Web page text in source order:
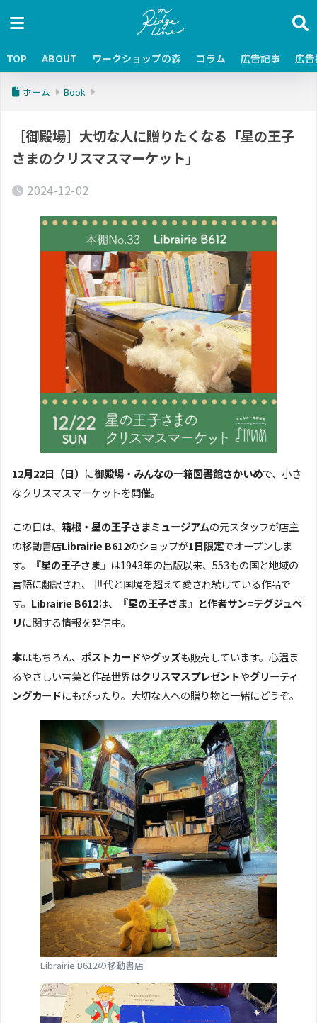
TOP ABOUT ワークショップの森 コラム 広告記事 広
ホーム Book
［御殿場］大切な人に贈りたくなる「星の王子
さまのクリスマスマーケット」
2024-12-02
12月22日（日） に御殿場・みんなの一箱図書館さかいめで、小さ
なクリスマスマーケットを開催。
この日は、 箱根・星の王子さまミュージアムの元スタッフが店主
の移動書店Librairie B612のショップが1日限定でオープンしま
す。
『星の王子さま』 は1943年の出版以来、553もの国と地域の
言語に翻訳され、 世代と国境を超えて愛され続けている作品で
す。 Librairie B612は、
『星の王子さま』と作者サン=テグジュペ
リに関する情報を発信中。
本はもちろん、 ポストカードやグッズも販売しています。心温ま
るやさしい言葉と作品世界はクリスマスプレゼントやグリーティ
ングカードにもぴったり。大切な人への贈り物と一緒にどうぞ。
Librairie B612の移動書店